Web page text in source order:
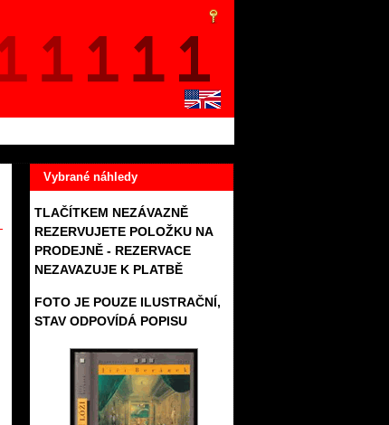
Vybrané náhledy
TLAČÍTKEM NEZÁVAZNĚ
REZERVUJETE POLOŽKU NA
PRODEJNĚ - REZERVACE
NEZAVAZUJE K PLATBĚ
FOTO JE POUZE ILUSTRAČNÍ,
STAV ODPOVÍDÁ POPISU